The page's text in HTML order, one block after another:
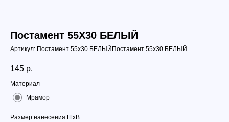
Постамент 55Х30 БЕЛЫЙ
Артикул: Постамент 55х30 БЕЛЫЙПостамент 55х30 БЕЛЫЙ
145 р.
Материал
Мрамор
Размер нанесения ШхВ